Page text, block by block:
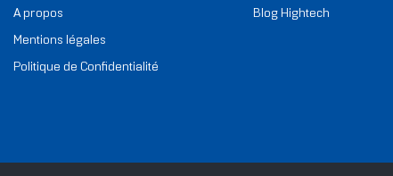
A propos
Mentions légales
Politique de Confidentialité
Blog Hightech